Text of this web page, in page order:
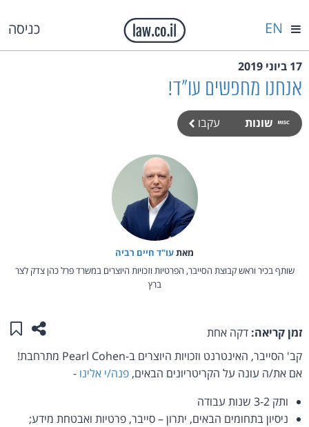
כניסה EN
17 ביוני 2019
אנחנו מחפשים עו"ד!
שונות עקבו
מאת‏עו"ד חיים רביה
שותף בכיר וראש קבוצת הסייבר, הפרטיות וזכויות היוצרים במשרד פרל כהן צדק לצר
ברץ
זמן קריאה: דקה אחת שתפו
קב' הסייבר, האינטרנט וזכויות היוצרים ב-Pearl Cohen מתרחבת!
אם את/ה עונה על הקריטריונים הבאים, פנה/י אלינו -
ותק 3-2 שנות עבודה
ניסיון בתחומים הבאים, יתרון – סייבר, פרטיות ואבטחת מידע;